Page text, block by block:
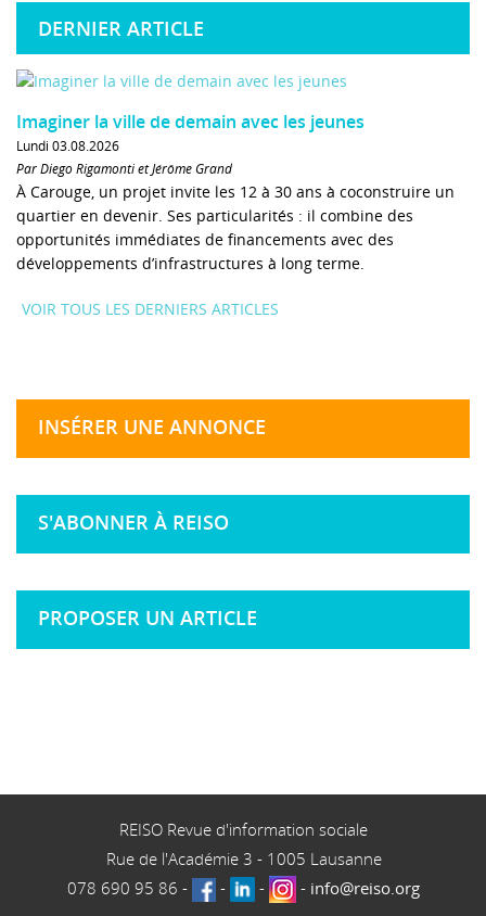
DERNIER ARTICLE
Imaginer la ville de demain avec les jeunes
Lundi 03.08.2026
Par Diego Rigamonti et Jérôme Grand
À Carouge, un projet invite les 12 à 30 ans à coconstruire un
quartier en devenir. Ses particularités : il combine des
opportunités immédiates de financements avec des
développements d’infrastructures à long terme.
VOIR TOUS LES DERNIERS ARTICLES
INSÉRER UNE ANNONCE
S'ABONNER À REISO
PROPOSER UN ARTICLE
REISO Revue d'information sociale
Rue de l'Académie 3 - 1005 Lausanne
078 690 95 86 - - - - info@reiso.org